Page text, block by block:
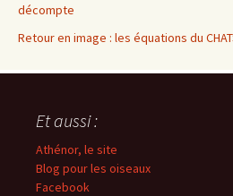
décompte
Retour en image : les équations du
Et aussi :
Athénor, le site
Blog pour les oiseaux
Facebook